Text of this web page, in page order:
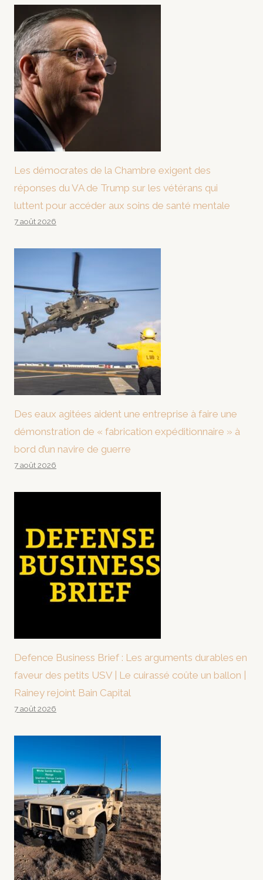
Les démocrates de la Chambre exigent des
réponses du VA de Trump sur les vétérans qui
luttent pour accéder aux soins de santé mentale
7 août 2026
Des eaux agitées aident une entreprise à faire une
démonstration de « fabrication expéditionnaire » à
bord d’un navire de guerre
7 août 2026
Defence Business Brief : Les arguments durables en
faveur des petits USV | Le cuirassé coûte un ballon |
Rainey rejoint Bain Capital
7 août 2026